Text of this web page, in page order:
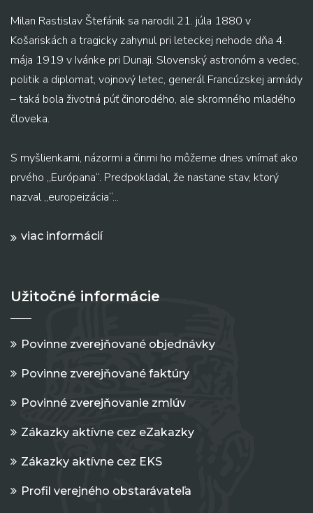
Milan Rastislav Štefánik sa narodil 21. júla 1880 v
Košariskách a tragicky zahynul pri leteckej nehode dňa 4.
mája 1919 v Ivánke pri Dunaji. Slovenský astronóm a vedec,
politik a diplomat, vojnový letec, generál Francúzskej armády
– taká bola životná púť činorodého, ale skromného mladého
človeka.
S myšlienkami, názormi a činmi ho môžeme dnes vnímať ako
prvého „Európana“. Predpokladal, že nastane stav, ktorý
nazval „europeizácia“...
viac informácií
Užitočné informácie
Povinne zverejňované objednávky
Povinne zverejňované faktúry
Povinné zverejňovanie zmlúv
Zákazky aktívne cez eZakazky
Zákazky aktívne cez EKS
Profil verejného obstarávateľa